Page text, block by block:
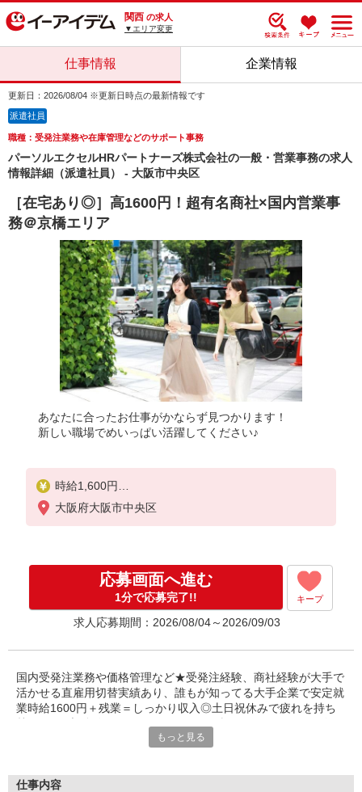
関西 の求人
▼エリア変更
仕事情報 企業情報
更新日：2026/08/04 ※更新日時点の最新情報です
派遣社員
職種：受発注業務や在庫管理などのサポート事務
パーソルエクセルHRパートナーズ株式会社の一般・営業事務の求人
情報詳細（派遣社員） - 大阪市中央区
［在宅あり◎］高1600円！超有名商社×国内営業事
務＠京橋エリア
あなたに合ったお仕事がかならず見つかります！
新しい職場でめいっぱい活躍してください♪
時給1,600円
※当社規定あり
大阪府大阪市中央区
応募画面へ進む
1分で応募完了!! キープ
求人応募期間：2026/08/04～2026/09/03
国内受発注業務や価格管理など★受発注経験、商社経験が大手で
活かせる直雇用切替実績あり、誰もが知ってる大手企業で安定就
業時給1600円＋残業＝しっかり収入◎土日祝休みで疲れを持ち
「応募するか悩む…」
もっと見る
仕事内容